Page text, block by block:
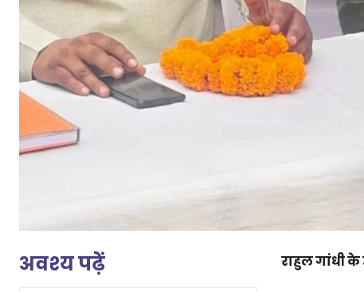
अवश्य पढ़ें राहुल गांधी